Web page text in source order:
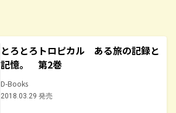
とろとろトロピカル ある旅の記録と
記憶。 第2巻
D-Books
2018.03.29 発売